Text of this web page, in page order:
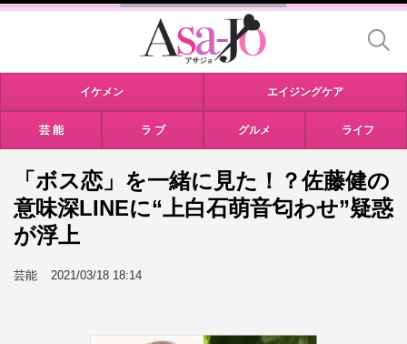
イケメン エイジングケア
芸 能 ラ ブ グルメ ライフ
「ボス恋」を一緒に見た！？佐藤健の
意味深LINEに“上白石萌音匂わせ”疑惑
が浮上
芸能 2021/03/18 18:14